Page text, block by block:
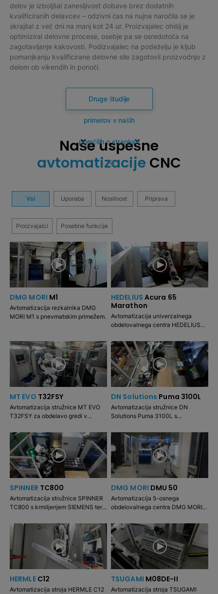
delov je izboljšal zanesljivost dobave brez dodatnih
kvalificiranih delavcev – odzivni čas na nujna naročila se je
skrajšal z več dni na manj kot 24 ur. Proizvajalec ohišij je
optimiziral delovne procese, osebje pa se osredotoča na
zagotavljanje kakovosti. Podizvajalec na podeželju je kljub
pomanjkanju kvalificirane delovne sile zagotovil proizvodnjo z
delom ob vikendih in ponoči.
Druge študije
primerov v naših
poročilih o strankah
Naše uspešne
avtomatizacije CNC
Vsi Uporaba Nosilnost Priprava
Proizvajalci Posebne funkcije
DMG MORI M1
Avtomatizacija rezkalnika DMG
MORI M1 s pnevmatskim primežem.
HEDELIUS Acura 65
Marathon
Avtomatizacija univerzalnega
obdelovalnega centra HEDELIUS
primežem.
MT EVO T32FSY
Avtomatizacija stružnice MT EVO
T32FSY za obdelavo gredi v
vpenjalno glavo in protivretenu z
vpenjalno glavo.
DN Solutions Puma 3100L
Avtomatizacija stružnice DN
Solutions Puma 3100L s
dodatni moduli: palete, zlaganje in
obračanje.
SPINNER TC800
Avtomatizacija stružnice SPINNER
TC800 s krmiljenjem SIEMENS ter
Nakladanje z dveh palet in
razkladanje nanju.
DMG MORI DMU 50
Avtomatizacija 5-osnega
obdelovalnega centra DMG MORI
(aplikacija CELOS). Odrezavanje na
pnevmatskem primežu.
HERMLE C12
Avtomatizacija stroja HERMLE C12
TSUGAMI M08DE-II
Avtomatizacija stroja TSUGAMI